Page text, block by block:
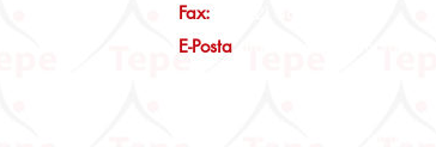
Fax:
E-Posta